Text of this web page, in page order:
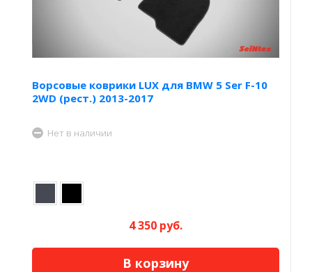
Ворсовые коврики LUX для BMW 5 Ser F-10
2WD (рест.) 2013-2017
Нет в наличии
4 350 руб.
В корзину